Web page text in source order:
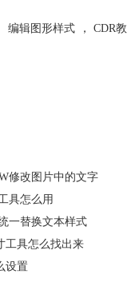
式名称，用鼠标右击该
式选择对象”命令，即可
，选择“查找下一个”命
编辑图形样式 ，
CDR教
修改图片中的文字
具怎么用
一替换文本样式
工具怎么找出来
设置